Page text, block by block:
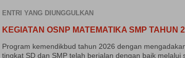
ENTRI YANG DIUNGGULKAN
KEGIATAN OSNP MATEMATIKA SMP TAHUN
Program kemendikbud tahun 2026 dengan
tingkat SD dan SMP telah berjalan dengan baik melalui